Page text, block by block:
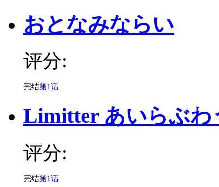
おとなみならい
评分:
完结第1话
Limitter あいらぶわ
评分:
完结第1话